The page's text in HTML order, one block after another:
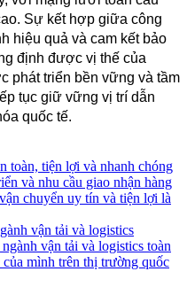
Sự kết hợp giữa công
hiệu quả và cam kết bảo
định được vị thế của
phát triển bền vững và tầm
tục giữ vững vị trí dẫn
quốc tế.
toàn, tiện lợi và nhanh chóng
và nhu cầu giao nhận hàng
chuyển uy tín và tiện lợi là
vận tải và logistics
vận tải và logistics toàn
mình trên thị trường quốc